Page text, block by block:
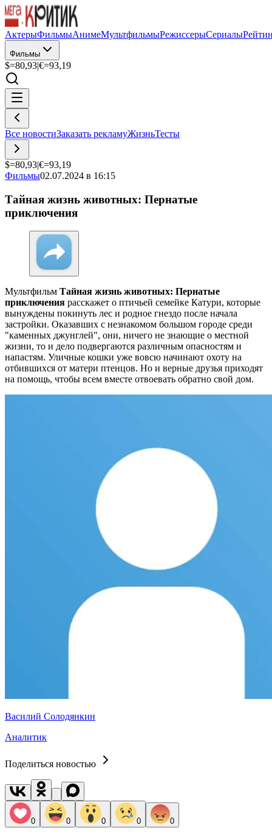
АктерыФильмыАнимеМультфильмыРежиссерыСериалы
Фильмы
$=80,93|€=93,19
Все новостиЗаказать рекламуЖизньТесты
$=80,93|€=93,19
Фильмы02.07.2024 в 16:15
Тайная жизнь животных: Пернатые
приключения
Мультфильм Тайная жизнь животных: Пернатые
приключения расскажет о птичьей семейке Катури, которые
вынуждены покинуть лес и родное гнездо после начала
застройки. Оказавших с незнакомом большом городе среди
"каменных джунглей", они, ничего не знающие о местной
жизни, то и дело подвергаются различным опасностям и
напастям. Уличные кошки уже вовсю начинают охоту на
отбившихся от матери птенцов. Но и верные друзья приходят
на помощь, чтобы всем вместе отвоевать обратно свой дом.
Василий Солодянкин
Аналитик
Поделиться новостью
0 0 0 0 0